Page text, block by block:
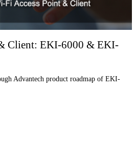
Client: EKI-6000 & EKI-
Advantech product roadmap of EKI-